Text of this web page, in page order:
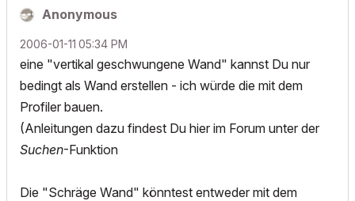
Anonymous
‎2006-01-11 05:34 PM
eine "vertikal geschwungene Wand" kannst Du nur
bedingt als Wand erstellen - ich würde die mit dem
Profiler bauen.
(Anleitungen dazu findest Du hier im Forum unter der
Suchen-Funktion
Die "Schräge Wand" könntest entweder mit dem